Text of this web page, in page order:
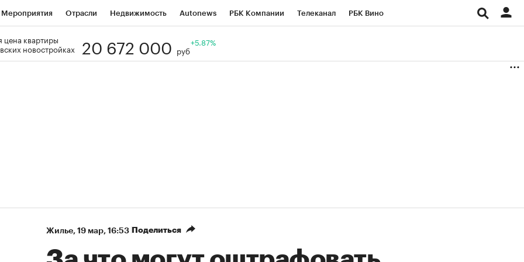
Мероприятия Отрасли Недвижимость Autonews РБК Компании Телеканал РБК Вино
Визионеры
цена квартиры
новостройках
20 672 000 руб
+5.87%
Жилье⁠, 19 мар, 16:53 Поделиться